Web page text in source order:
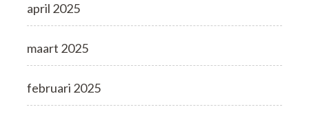
april 2025
maart 2025
februari 2025